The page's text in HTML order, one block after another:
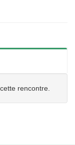
rencontre.